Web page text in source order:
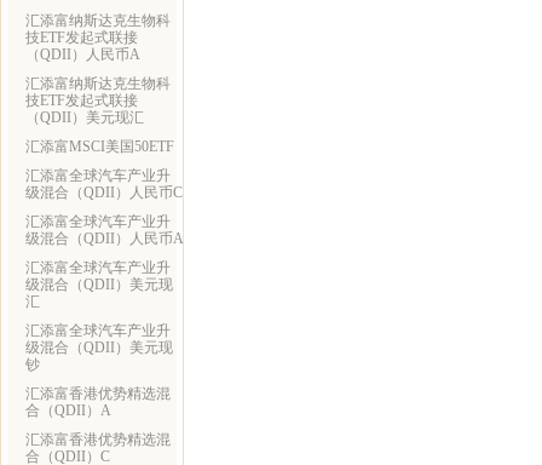
汇添富纳斯达克生物科
技ETF发起式联接
（QDII）人民币A
汇添富纳斯达克生物科
技ETF发起式联接
（QDII）美元现汇
汇添富MSCI美国50ETF
汇添富全球汽车产业升
级混合（QDII）人民币C
汇添富全球汽车产业升
级混合（QDII）人民币A
汇添富全球汽车产业升
级混合（QDII）美元现
汇
汇添富全球汽车产业升
级混合（QDII）美元现
钞
汇添富香港优势精选混
合（QDII）A
汇添富香港优势精选混
合（QDII）C